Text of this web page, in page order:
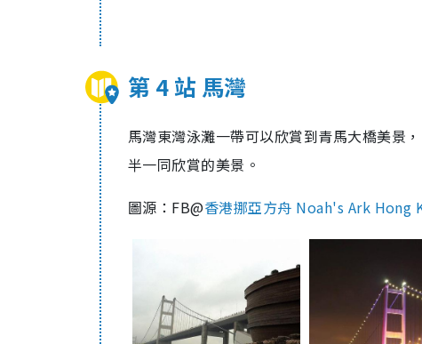
第 4 站 馬灣
馬灣東灣泳灘一帶可以欣賞到青馬大橋美景
半一同欣賞的美景。
圖源：FB@香港挪亞方舟 Noah's Ark Hong